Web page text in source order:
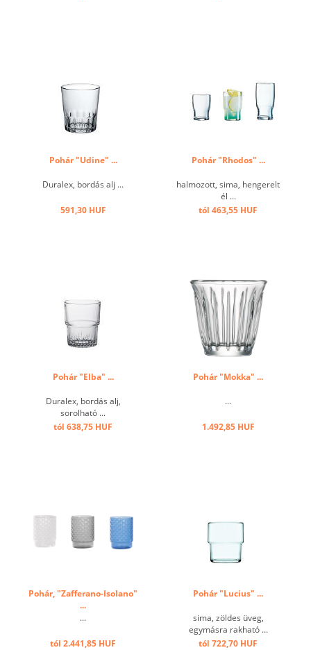
Pohár "Udine" ...
Duralex, bordás alj ...
591,30 HUF
Pohár "Rhodos" ...
halmozott, sima, hengerelt
él ...
tól 463,55 HUF
Pohár "Elba" ...
Duralex, bordás alj,
sorolható ...
tól 638,75 HUF
Pohár "Mokka" ...
...
1.492,85 HUF
Pohár, "Zafferano-Isolano"
...
...
tól 2.441,85 HUF
Pohár "Lucius" ...
sima, zöldes üveg,
egymásra rakható ...
tól 722,70 HUF